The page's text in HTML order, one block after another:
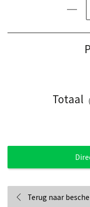
Totaal
Terug naar